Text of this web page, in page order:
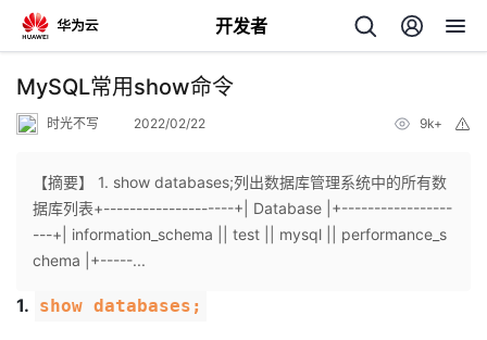
开发者
返
个
人
我
MySQL常用show命令
时光不写 2022/02/22 9k+
【摘要】 1. show databases;列出数据库管理系统中的所有数
据库列表+--------------------+| Database |+-----------------
---+| information_schema || test || mysql || performance_s
chema |+-----...
1. show databases;